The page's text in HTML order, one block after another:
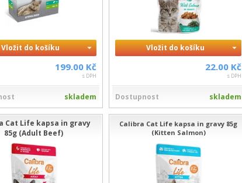
Vložit do košíku
199.00 Kč
s DPH
skladem
Vložit do košíku
22.00 Kč
s DPH
Dostupnost skladem
Cat Life kapsa in gravy
85g (Adult Beef)
Calibra Cat Life kapsa in gravy 85g
(Kitten Salmon)